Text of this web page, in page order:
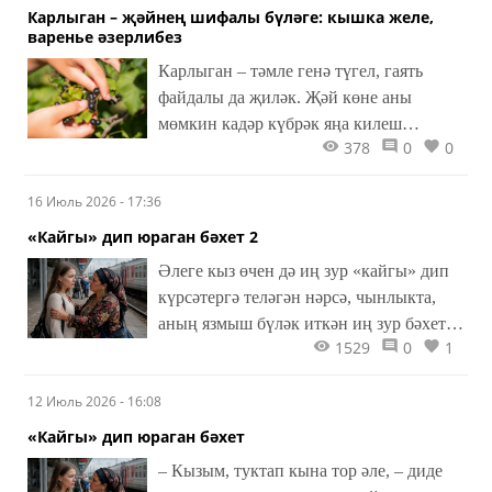
Карлыган – җәйнең шифалы бүләге: кышка желе,
варенье әзерлибез
Карлыган – тәмле генә түгел, гаять
файдалы да җиләк. Җәй көне аны
мөмкин кадәр күбрәк яңа килеш
кулланырга, ә кышка желе, варенье,
рәвештә әзерләп куярга кирәк. Өйдә
әзерләнгән карлыган кайнатмасы
исен саклый, ә организмны кирәкле
витаминнар белән баета.
378 0 0
16 Июль 2026 - 17:36
«Кайгы» дип юраган бәхет 2
Әлеге кыз өчен дә иң зур «кайгы» дип
күрсәтергә теләгән нәрсә, чынлыкта,
аның язмыш бүләк иткән иң зур бәхете
иде. Ул сөйгән кешесен очраткан, үзен
яклардай, саклардай кешесен тапкан.
1529 0 1
12 Июль 2026 - 16:08
«Кайгы» дип юраган бәхет
– Кызым, туктап кына тор әле, – диде